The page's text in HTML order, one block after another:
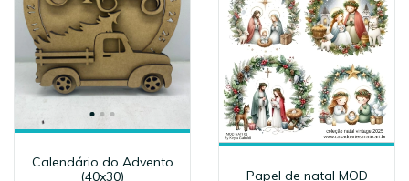
Calendário do Advento
(40x30)
Papel de natal MOD